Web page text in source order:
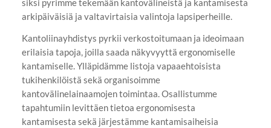
siksi pyrimme tekemään kantovälineistä ja kantamisesta
arkipäiväisiä ja valtavirtaisia valintoja lapsiperheille.
Kantoliinayhdistys pyrkii verkostoitumaan ja ideoimaan
erilaisia tapoja, joilla saada näkyvyyttä ergonomiselle
kantamiselle. Ylläpidämme listoja vapaaehtoisista
tukihenkilöistä sekä organisoimme
kantovälinelainaamojen toimintaa. Osallistumme
tapahtumiin levittäen tietoa ergonomisesta
kantamisesta sekä järjestämme kantamisaiheisia